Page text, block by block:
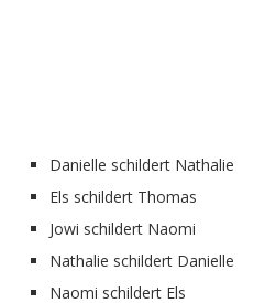
Danielle schildert Nathalie
Els schildert Thomas
Jowi schildert Naomi
Nathalie schildert Danielle
Naomi schildert Els